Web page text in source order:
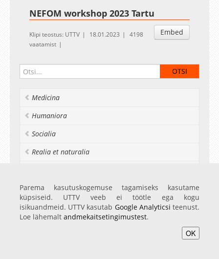
NEFOM workshop 2023 Tartu
Embed
Klipi teostus: UTTV 18.01.2023
4198
vaatamist
Medicina
Humaniora
Socialia
Realia et naturalia
Avaleht Videod Fotod Teenused Sisene
Parema kasutuskogemuse tagamiseks kasutame
küpsiseid. UTTV veeb ei töötle ega kogu
isikuandmeid. UTTV kasutab Google Analyticsi teenust.
Loe lähemalt andmekaitsetingimustest.
OK